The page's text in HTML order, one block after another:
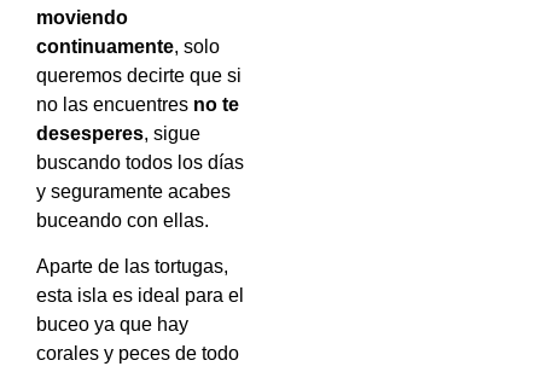
moviendo
continuamente, solo
queremos decirte que si
no las encuentres no te
desesperes, sigue
buscando todos los días
y seguramente acabes
buceando con ellas.
Aparte de las tortugas,
esta isla es ideal para el
buceo ya que hay
corales y peces de todo